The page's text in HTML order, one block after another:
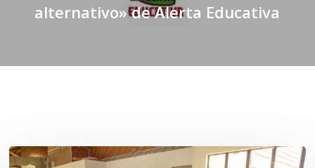
alternativo» de Alerta Educativa
Toda